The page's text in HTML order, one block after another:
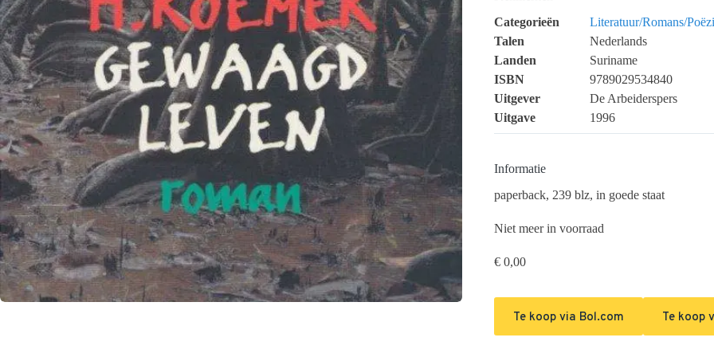
Categorieën
Literatuur/Romans/
Talen
Nederlands
Landen
Suriname
ISBN
9789029534840
Uitgever
De Arbeiderspers
Uitgave
1996
Informatie
paperback, 239 blz, in goede staat
Niet meer in voorraad
€ 0,00
Te koop via Bol.com Te koop